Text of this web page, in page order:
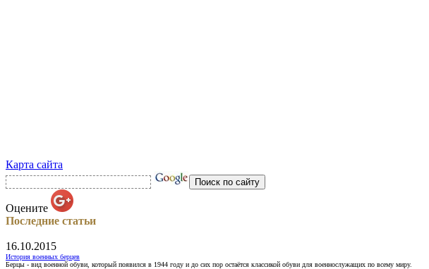
Карта сайта
Оцените
Последние статьи
16.10.2015
История военных берцев
Берцы - вид военной обуви, который появился в 1944 году и до сих пор остаётся классикой обуви для военнослужащих по всему миру.